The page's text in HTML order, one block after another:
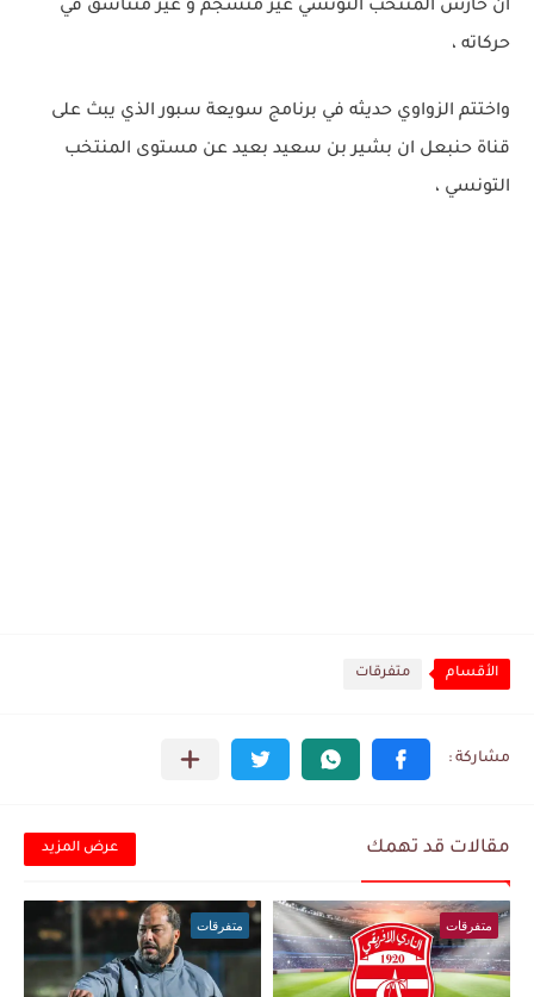
ان حارس المنتخب التونسي غير منسجم و غير متناسق في
حركاته ،
واختتم الزواوي حديثه في برنامج سويعة سبور الذي يبث على
قناة حنبعل ان بشير بن سعيد بعيد عن مستوى المنتخب
التونسي ،
الأقسام متفرقات
مقالات قد تهمك عرض المزيد
متفرقات متفرقات